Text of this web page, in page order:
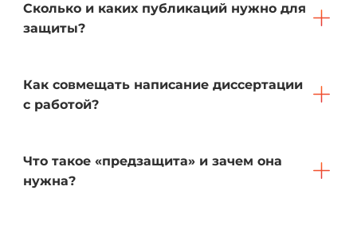
Сколько и каких публикаций нужно для
защиты?
Как совмещать написание диссертации
с работой?
Что такое «предзащита» и зачем она
нужна?